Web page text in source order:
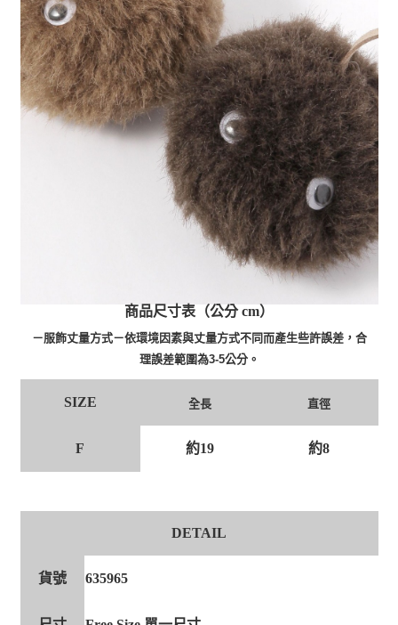
商品尺寸表（公分 cm）
－服飾丈量方式－依環境因素與丈量方式不同而產生些許誤差，合
理誤差範圍為3-5公分。
SIZE 全長 直徑
F 約19 約8
DETAIL
貨號 635965